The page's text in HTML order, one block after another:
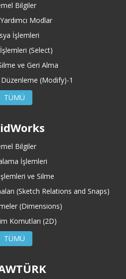
Bilgiler
Modlar
İşlemleri
(Select)
ve Geri Alma
(Modify)-1
TÜMÜ
Bilgiler
İşlemleri
ve Silme
(Sketch Relations and Snaps)
(Dimensions)
Komutları (2D)
TÜMÜ